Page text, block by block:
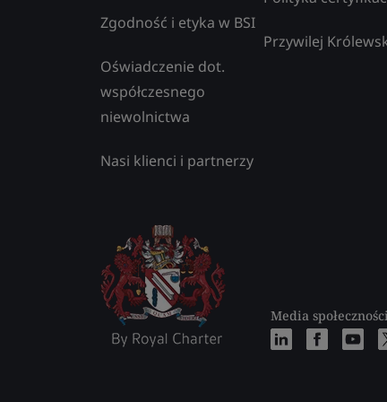
Zgodność i etyka w BSI
Oświadczenie dot.
współczesnego
niewolnictwa
Nasi klienci i partnerzy
Przywilej
Media